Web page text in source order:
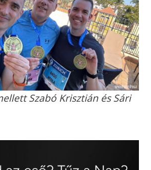
Szabó Krisztián és Sári